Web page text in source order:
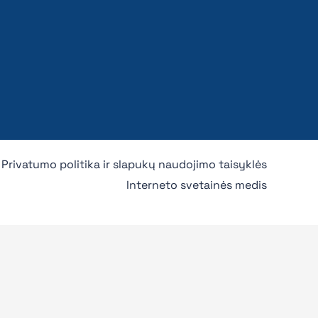
Privatumo politika ir slapukų naudojimo taisyklės
Interneto svetainės medis